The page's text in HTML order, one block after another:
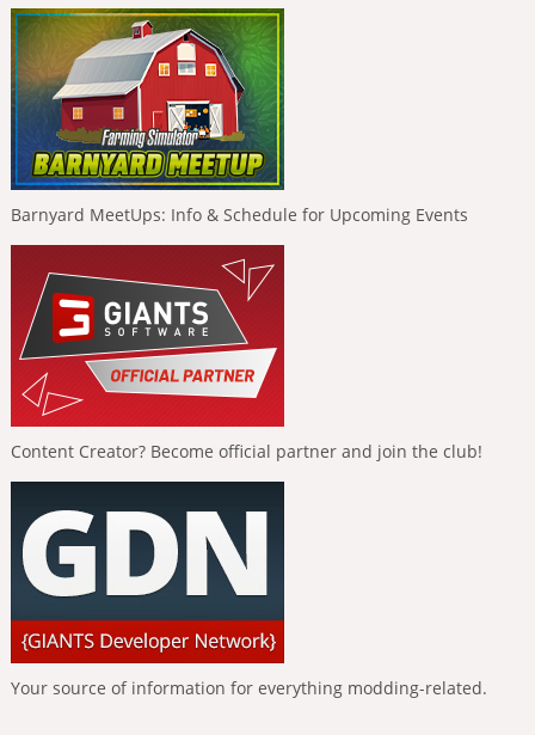
Barnyard MeetUps: Info & Schedule for Upcoming Events
Content Creator? Become official partner and join the club!
Your source of information for everything modding-related.